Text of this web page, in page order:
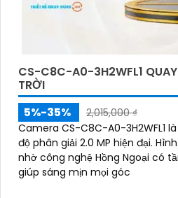
CS-C8C-A0-3H2WFL1
TRỜI
5%-35%
2,015,000 ₫
Camera CS-C8C-A0-3H2WFL1
độ phân giải 2.0 MP hiện đại. Hình ảnh xem ban đêm đẹp
nhờ công nghệ Hồng Ngoại có
giúp sáng mịn mọi góc